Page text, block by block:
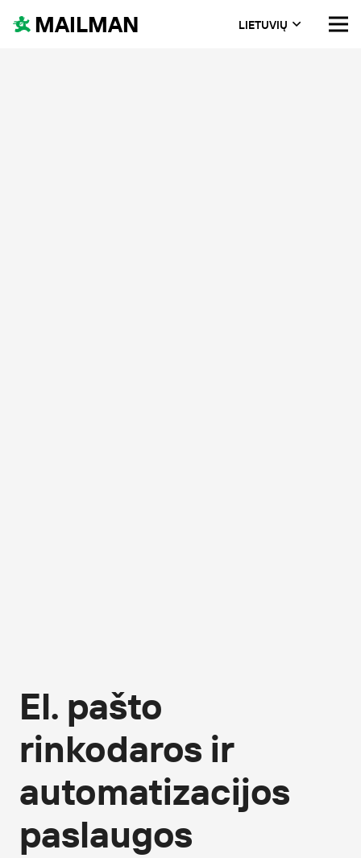
MAILMAN LIETUVIŲ
El. pašto
rinkodaros ir
automatizacijos
paslaugos